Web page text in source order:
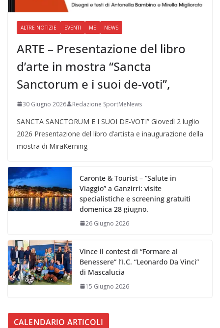
ALTRE NOTIZIE EVENTI ME NEWS
ARTE – Presentazione del libro
d’arte in mostra “Sancta
Sanctorum e i suoi de-voti”,
30 Giugno 2026 Redazione SportMeNews
SANCTA SANCTORUM E I SUOI DE-VOTI” Giovedì 2 luglio
2026 Presentazione del libro d’artista e inaugurazione della
mostra di MiraKerning
Caronte & Tourist – “Salute in
Viaggio” a Ganzirri: visite
specialistiche e screening gratuiti
domenica 28 giugno.
26 Giugno 2026
Vince il contest di “Formare al
Benessere” l’I.C. “Leonardo Da Vinci”
di Mascalucia
15 Giugno 2026
CALENDARIO ARTICOLI